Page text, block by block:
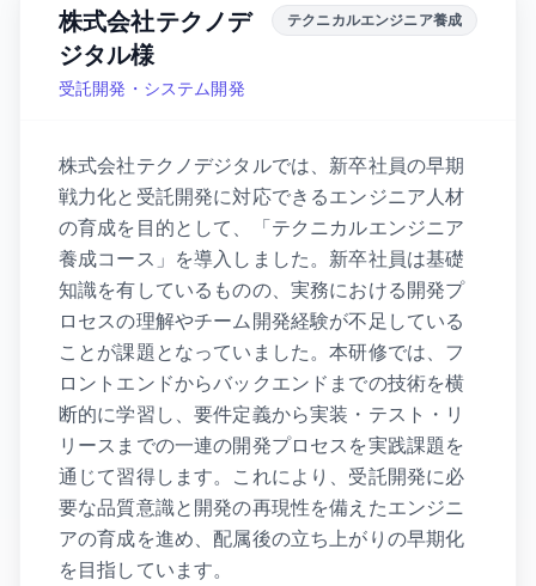
株式会社テクノデ
ジタル様
受託開発・システム開発
テクニカルエンジニア養成
株式会社テクノデジタルでは、新卒社員の早期
戦力化と受託開発に対応できるエンジニア人材
の育成を目的として、「テクニカルエンジニア
養成コース」を導入しました。新卒社員は基礎
知識を有しているものの、実務における開発プ
ロセスの理解やチーム開発経験が不足している
ことが課題となっていました。本研修では、フ
ロントエンドからバックエンドまでの技術を横
断的に学習し、要件定義から実装・テスト・リ
リースまでの一連の開発プロセスを実践課題を
通じて習得します。これにより、受託開発に必
要な品質意識と開発の再現性を備えたエンジニ
アの育成を進め、配属後の立ち上がりの早期化
を目指しています。